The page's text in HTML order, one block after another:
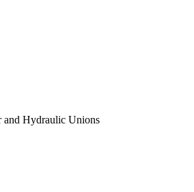
Hydraulic Unions